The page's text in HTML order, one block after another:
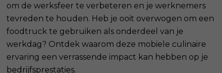
om de werksfeer te verbeteren en je werknemers
tevreden te houden. Heb je ooit overwogen om een
foodtruck te gebruiken als onderdeel van je
werkdag? Ontdek waarom deze mobiele culinaire
ervaring een verrassende impact kan hebben op je
bedrijfsprestaties.